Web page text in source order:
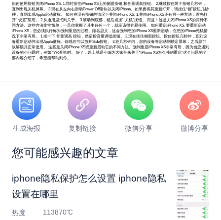
如何使用按钮关闭iPhone XS. 1.同时按住iPhone XS上的侧面按钮 和音量调高按钮。 2.继续按住两个按钮几秒钟，
直到出现关机屏幕。 3.现在从左向右滑动Power Off滑块以关闭iPhone。如果要将其重新打开，请按住“侧”按钮几秒
钟，直到出现Apple启动徽标。 如何在没有按钮的情况下关闭iPhone XS. 1.关闭iPhone XS还有另一种方法：首先打
开“ 设置”应用。 2.从通用里找到关于。 3.滚动到底部，然后点按“ 关机”按钮。 而且！这是关闭iPhone XS的两种不
同方法。这些方法非常简单，一旦你掌握了其中任何一个，就应该很容易使用。 如何重启iPhone XS. 要重新启动
iPhone XS，您必须执行称为强制重启的过程。顾名思义，这会强制您的iPhone XS重新启动，在您的iPhone死机情
况下非常有用。 1.按一下 音量调高 按钮，然后按音量调低按钮。 2.现在按住侧面按钮。按住按钮几秒钟，直到设
备重新启动并出现Apple徽标。你现在可以放开Side按钮。 3.在几秒钟内，您的设备将启动到锁定屏幕，之后您可
以解锁并正常使用。 这些是关闭iPhone XS或重新启动它的不同方法。强制重启iPhone XS非常有用，因为当您遇到
设备的小问题时，例如当它死机时。 好了，以上就是小编为大家带来关于“iPhone XS怎么强制重启”这个问题的全
部内容介绍了，希望能帮助到你。
生成海报 复制链接 微信分享 微博分享
您可能感兴趣的文章
iphone隐私保护怎么设置 iphone隐私
设置在哪里
热度 113870℃